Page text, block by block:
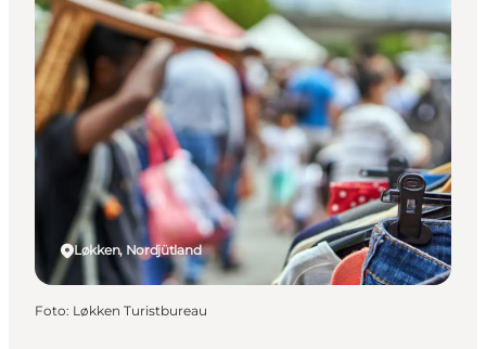
Løkken, Nordjütland
Foto: Løkken Turistbureau